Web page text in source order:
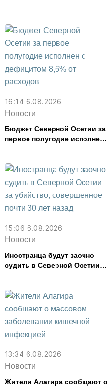
16:14 6.08.2026
Новости
Бюджет Северной Осетии за
первое полугодие исполнен
15:06 6.08.2026
Новости
Иностранца будут заочно
судить в Северной Осетии
13:34 6.08.2026
Новости
Жители Алагира сообщают о